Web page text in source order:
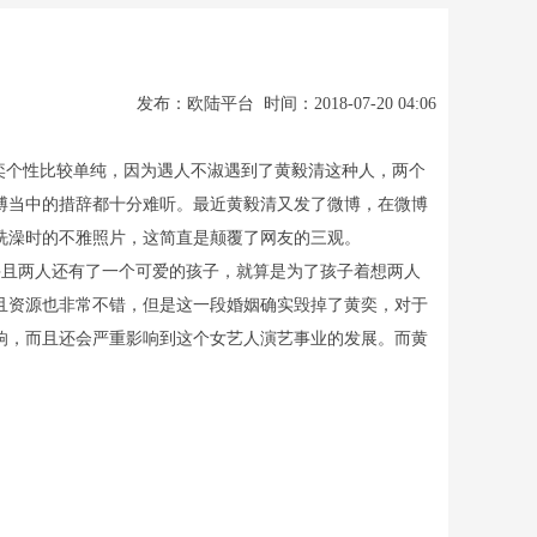
发布：欧陆平台 时间：2018-07-20 04:06
性比较单纯，因为遇人不淑遇到了黄毅清这种人，两个
中的措辞都十分难听。最近黄毅清又发了微博，在微博
时的不雅照片，这简直是颠覆了网友的三观。
人还有了一个可爱的孩子，就算是为了孩子着想两人
源也非常不错，但是这一段婚姻确实毁掉了黄奕，对于
而且还会严重影响到这个女艺人演艺事业的发展。而黄